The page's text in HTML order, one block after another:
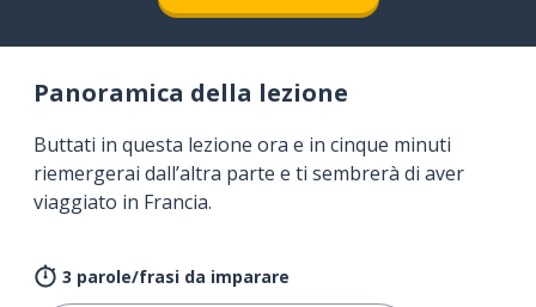
Panoramica della lezione
Buttati in questa lezione ora e in cinque minuti
riemergerai dall’altra parte e ti sembrerà di aver
viaggiato in Francia.
3 parole/frasi da imparare